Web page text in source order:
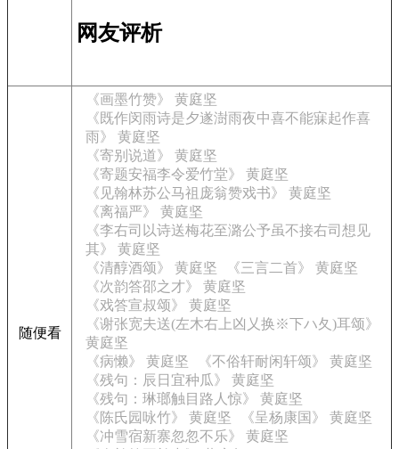
网友评析
随便看
《画墨竹赞》 黄庭坚
《既作闵雨诗是夕遂澍雨夜中喜不能寐起作喜
雨》 黄庭坚
《寄别说道》 黄庭坚
《寄题安福李令爱竹堂》 黄庭坚
《见翰林苏公马祖庞翁赞戏书》 黄庭坚
《离福严》 黄庭坚
《李右司以诗送梅花至潞公予虽不接右司想见
其》 黄庭坚
《清醇酒颂》 黄庭坚
《三言二首》 黄庭坚
《次韵答邵之才》 黄庭坚
《戏答宣叔颂》 黄庭坚
《谢张宽夫送(左木右上凶乂换※下ハ夂)耳颂》
黄庭坚
《病懒》 黄庭坚
《不俗轩耐闲轩颂》 黄庭坚
《残句：辰日宜种瓜》 黄庭坚
《残句：琳瑯触目路人惊》 黄庭坚
《陈氏园咏竹》 黄庭坚
《呈杨康国》 黄庭坚
《冲雪宿新寨忽忽不乐》 黄庭坚